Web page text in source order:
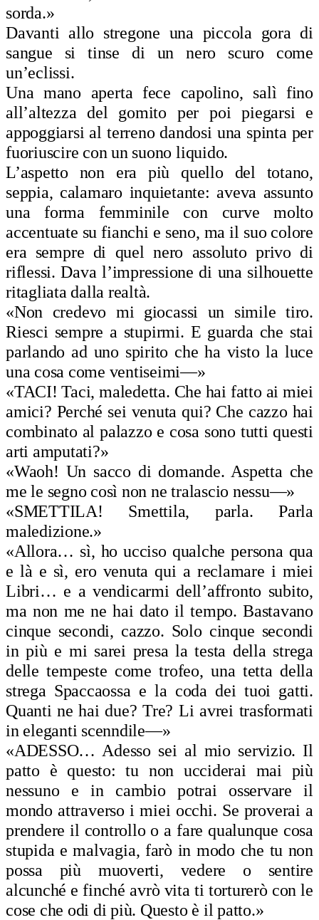
sorda.»
Davanti allo stregone una piccola gora di
sangue si tinse di un nero scuro come
un’eclissi.
Una mano aperta fece capolino, salì fino
all’altezza del gomito per poi piegarsi e
appoggiarsi al terreno dandosi una spinta per
fuoriuscire con un suono liquido.
L’aspetto non era più quello del totano,
seppia, calamaro inquietante: aveva assunto
una forma femminile con curve molto
accentuate su fianchi e seno, ma il suo colore
era sempre di quel nero assoluto privo di
riflessi. Dava l’impressione di una silhouette
ritagliata dalla realtà.
«Non credevo mi giocassi un simile tiro.
Riesci sempre a stupirmi. E guarda che stai
parlando ad uno spirito che ha visto la luce
una cosa come ventiseimi—»
«TACI! Taci, maledetta. Che hai fatto ai miei
amici? Perché sei venuta qui? Che cazzo hai
combinato al palazzo e cosa sono tutti questi
arti amputati?»
«Waoh! Un sacco di domande. Aspetta che
me le segno così non ne tralascio nessu—»
«SMETTILA! Smettila, parla. Parla
maledizione.»
«Allora… sì, ho ucciso qualche persona qua
e là e sì, ero venuta qui a reclamare i miei
Libri… e a vendicarmi dell’affronto subito,
ma non me ne hai dato il tempo. Bastavano
cinque secondi, cazzo. Solo cinque secondi
in più e mi sarei presa la testa della strega
delle tempeste come trofeo, una tetta della
strega Spaccaossa e la coda dei tuoi gatti.
Quanti ne hai due? Tre? Li avrei trasformati
in eleganti scenndile—»
«ADESSO… Adesso sei al mio servizio. Il
patto è questo: tu non ucciderai mai più
nessuno e in cambio potrai osservare il
mondo attraverso i miei occhi. Se proverai a
prendere il controllo o a fare qualunque cosa
stupida e malvagia, farò in modo che tu non
possa più muoverti, vedere o sentire
alcunché e finché avrò vita ti torturerò con le
cose che odi di più. Questo è il patto.»